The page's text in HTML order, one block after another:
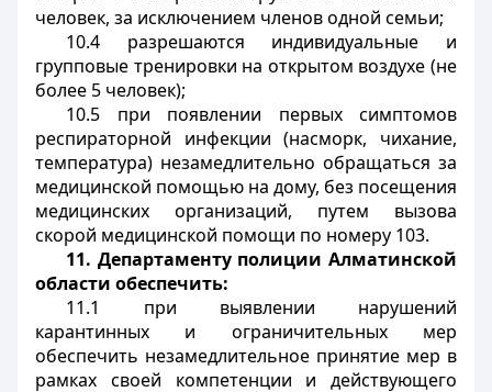
человек, за исключением членов одной семьи;
10.4 разрешаются индивидуальные и
групповые тренировки на открытом воздухе (не
более 5 человек);
10.5 при появлении первых симптомов
респираторной инфекции (насморк, чихание,
температура) незамедлительно обращаться за
медицинской помощью на дому, без посещения
медицинских организаций, путем вызова
скорой медицинской помощи по номеру 103.
11. Департаменту полиции Алматинской
области обеспечить:
11.1 при выявлении нарушений
карантинных и ограничительных мер
обеспечить незамедлительное принятие мер в
рамках своей компетенции и действующего